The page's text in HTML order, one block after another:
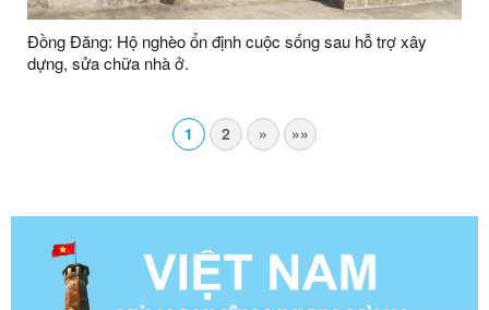
Đồng Đăng: Hộ nghèo ổn định cuộc sống sau hỗ trợ xây
dựng, sửa chữa nhà ở.
1 2 » »»